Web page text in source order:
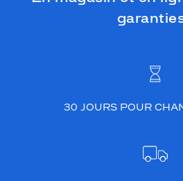
30 JOURS POUR